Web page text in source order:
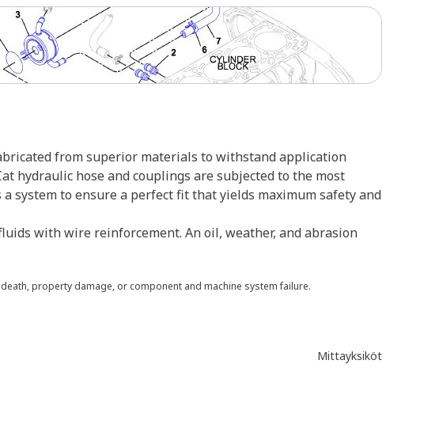
from superior materials to withstand application
hydraulic hose and couplings are subjected to the most
system to ensure a perfect fit that yields maximum safety and
with wire reinforcement. An oil, weather, and abrasion
property damage, or component and machine system failure.
Mittayksiköt